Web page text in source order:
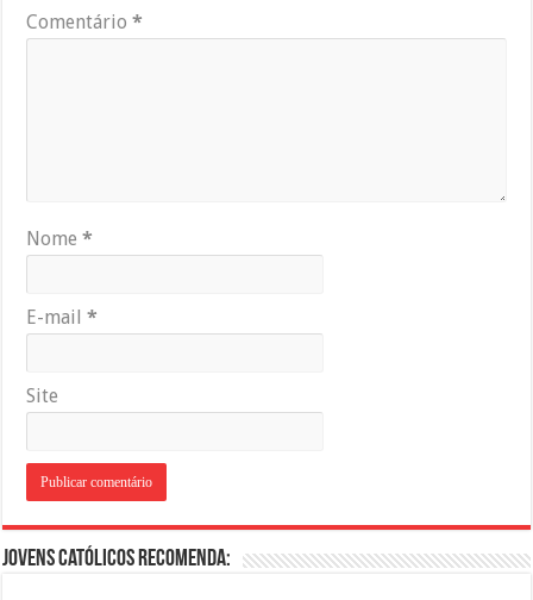
Comentário*
Nome*
E-mail*
Site
Jovens Católicos Recomenda: